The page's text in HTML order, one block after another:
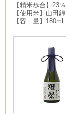
【精米歩合】23％
【使用米】山田錦
【容 量】180ml